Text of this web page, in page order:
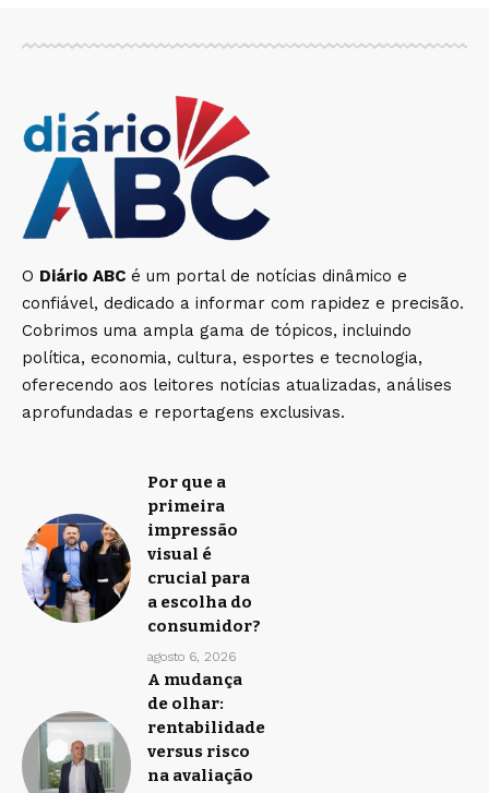
O Diário ABC é um portal de notícias dinâmico e
confiável, dedicado a informar com rapidez e precisão.
Cobrimos uma ampla gama de tópicos, incluindo
política, economia, cultura, esportes e tecnologia,
oferecendo aos leitores notícias atualizadas, análises
aprofundadas e reportagens exclusivas.
Por que a
primeira
impressão
visual é
crucial para
a escolha do
consumidor?
agosto 6, 2026
A mudança
de olhar:
rentabilidade
versus risco
na avaliação